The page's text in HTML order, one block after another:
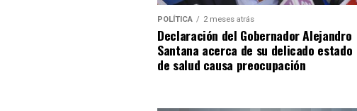
POLÍTICA 2 meses atrás
Declaración del Gobernador Alejandro
Santana acerca de su delicado estado
de salud causa preocupación